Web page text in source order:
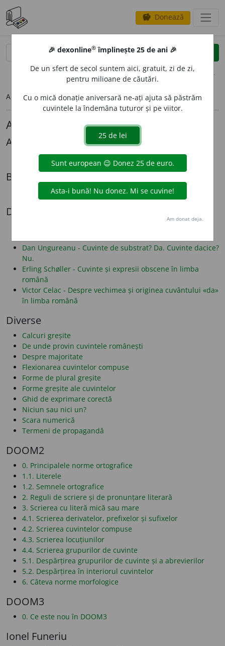
savings Donează
opțiuni
Articolul pe care îl căutați nu există.
Alte articole lingvistice
Alexandru Graur
Mi-ar *place
Biografii
Radiografia unei expatrieri - Cazul Lazăr Șăineanu
Dezbateri
Dan Ungureanu - Cuvinte de substrat? Da. Cuvinte dacice?
Nu.
Erling Schøller - Cuvinte și expresii obscene în limba
română
Victor Celac - Despre vechimea și originea cuvântului «da»
în limba română
Diverse
Calcuri greșite
De unde provin cuvintele românești
Despre majoritate
Flexionarea cuvintelor compuse
Forme de plural greșite
Forme greșite ale cuvintelor
Ghid de exprimare corectă
Niciun sau nici un?
Scara numerică
Termeni de propagandă
DOOM2
0. Principalele norme ortografice
1.1. Literele
1.2. Semnele ortografice
2. Reguli de scriere și de pronunțare literară
3. Scrierea cu literă mică sau mare
4.1. Scrierea derivatelor, prefixelor și sufixelor
4.2. Scrierea cuvintelor compuse
4.3. Scrierea locuțiunilor
4.4. Scrierea grupurilor de cuvinte
5.1. Despărțirea grupurilor de cuvinte și a abrevierilor
5.2. Despărțirea în interiorul cuvintelor
6. Câteva norme morfologice
DOOM3
0. Ce este nou în DOOM3
Ionel Funeriu
🎉 dexonline® împlinește 25 de ani 🎉
De un sfert de secol suntem aici, gratuit, zi de zi,
pentru milioane de căutări.
Cu o mică donație aniversară ne-ați ajuta să păstrăm
cuvintele la îndemâna tuturor și pe viitor.
Am donat deja.